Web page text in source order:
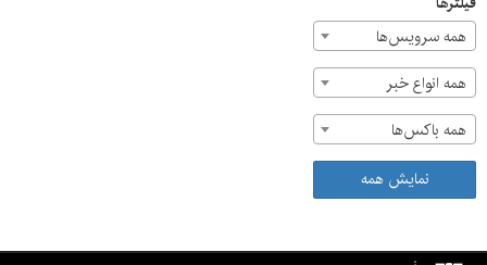
همه سرویس‌ها
همه انواع خبر
همه باکس‌ها
نمایش همه